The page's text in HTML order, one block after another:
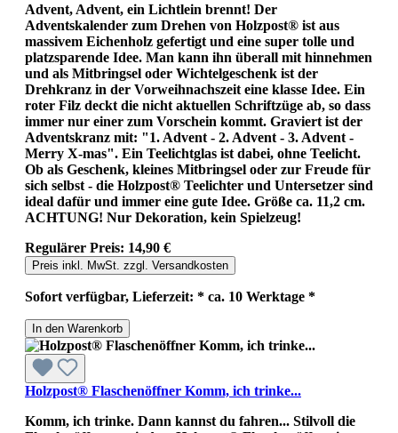
Advent, Advent, ein Lichtlein brennt! Der
Adventskalender zum Drehen von Holzpost® ist aus
massivem Eichenholz gefertigt und eine super tolle und
platzsparende Idee. Man kann ihn überall mit hinnehmen
und als Mitbringsel oder Wichtelgeschenk ist der
Drehkranz in der Vorweihnachszeit eine klasse Idee. Ein
roter Filz deckt die nicht aktuellen Schriftzüge ab, so dass
immer nur einer zum Vorschein kommt. Graviert ist der
Adventskranz mit: "1. Advent - 2. Advent - 3. Advent -
Merry X-mas". Ein Teelichtglas ist dabei, ohne Teelicht.
Ob als Geschenk, kleines Mitbringsel oder zur Freude für
sich selbst - die Holzpost® Teelichter und Untersetzer sind
ideal dafür und immer eine gute Idee. Größe ca. 11,2 cm.
ACHTUNG! Nur Dekoration, kein Spielzeug!
Regulärer Preis: 14,90 €
Preis inkl. MwSt. zzgl. Versandkosten
Sofort verfügbar, Lieferzeit: * ca. 10 Werktage *
In den Warenkorb
Holzpost® Flaschenöffner Komm, ich trinke...
Komm, ich trinke. Dann kannst du fahren... Stilvoll die